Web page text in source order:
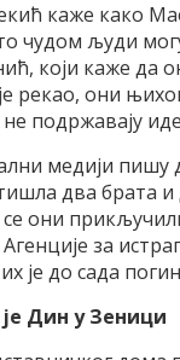
каже како
чудом људи
који каже да
рекао, они
подржавају
медији пишу
два брата и
се они
за
је до сада
Дин у Зеници